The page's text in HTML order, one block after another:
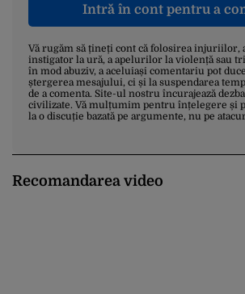
Intră în cont pentru a
Vă rugăm să țineți cont că folosirea injuriilor,
instigator la ură, a apelurilor la violență sau
în mod abuziv, a aceluiași comentariu pot
ștergerea mesajului, ci și la suspendarea
de a comenta. Site-ul nostru încurajează
civilizate. Vă mulțumim pentru înțelegere și
la o discuție bazată pe argumente, nu pe
Recomandarea video